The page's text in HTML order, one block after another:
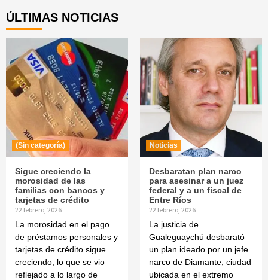
ÚLTIMAS NOTICIAS
(Sin categoría)
Sigue creciendo la
morosidad de las
familias con bancos y
tarjetas de crédito
22 febrero, 2026
La morosidad en el pago
de préstamos personales y
tarjetas de crédito sigue
creciendo, lo que se vio
reflejado a lo largo de
Noticias
Desbaratan plan narco
para asesinar a un juez
federal y a un fiscal de
Entre Ríos
22 febrero, 2026
La justicia de
Gualeguaychú desbarató
un plan ideado por un jefe
narco de Diamante, ciudad
ubicada en el extremo